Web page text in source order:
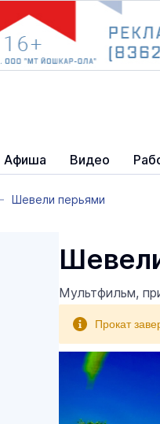
Афиша Видео
Шевели перьями
Мультфильм,
Прокат